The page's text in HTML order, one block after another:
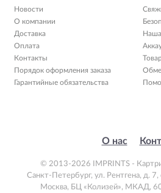
Новости
О компании
Доставка
Оплата
Контакты
Порядок оформления заказа
Гарантийные обязательства
О нас
© 2013-2026 IMPRINTS -
Санкт-Петербург, ул. Рентгена, д.
Москва, БЦ «Колизей», МКАД,